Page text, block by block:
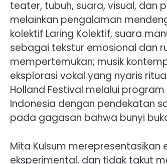
teater, tubuh, suara, visual, dan
melainkan pengalaman
kolektif Laring Kolektif, suara
sebagai tekstur emosional dan
mempertemukan; musik
eksplorasi vokal yang nyaris
Holland Festival melalui
Indonesia dengan pendekatan
pada gagasan bahwa bunyi
Mita Kulsum merepresentasikan
eksperimental, dan tidak takut